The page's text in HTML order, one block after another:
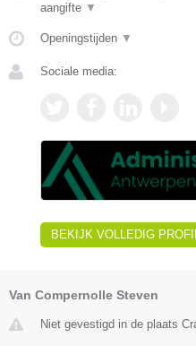
aangifte ▼
Openingstijden ▼
Sociale media:
BEKIJK VOLLEDIG
Van Compernolle Steven
Niet gevestigd in de plaats